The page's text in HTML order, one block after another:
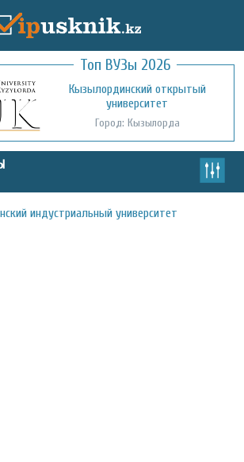
Топ ВУЗы 2026
Кызылординский открытый
университет
Город: Кызылорда
Международный казахско-турецкий
университет им. Х.А. Ясави
Город: Туркестан
индустриальный университет